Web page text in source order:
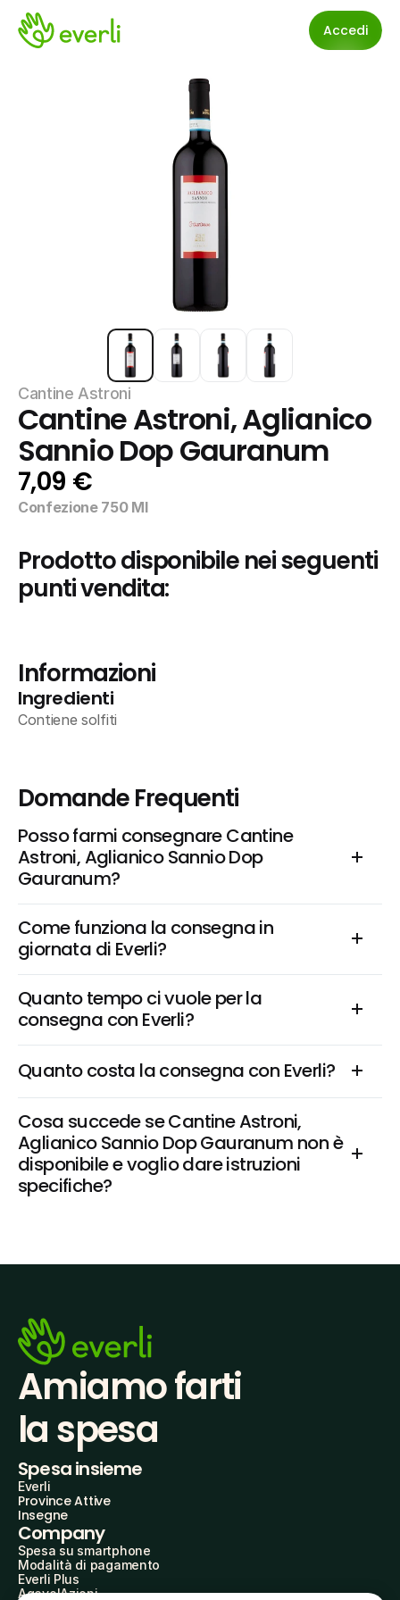
Accedi
Cantine Astroni
Cantine Astroni, Aglianico
Sannio Dop Gauranum
7,09 €
Confezione 750 Ml
Prodotto disponibile nei seguenti
punti vendita:
Informazioni
Ingredienti
Contiene solfiti
Domande Frequenti
Posso farmi consegnare Cantine
Astroni, Aglianico Sannio Dop
Gauranum?
Come funziona la consegna in
giornata di Everli?
Quanto tempo ci vuole per la
consegna con Everli?
Quanto costa la consegna con Everli?
Cosa succede se Cantine Astroni,
Aglianico Sannio Dop Gauranum non è
disponibile e voglio dare istruzioni
specifiche?
Amiamo farti
la spesa
Spesa insieme
Everli
Province Attive
Insegne
Company
Spesa su smartphone
Modalità di pagamento
Everli Plus
AgevolAzioni